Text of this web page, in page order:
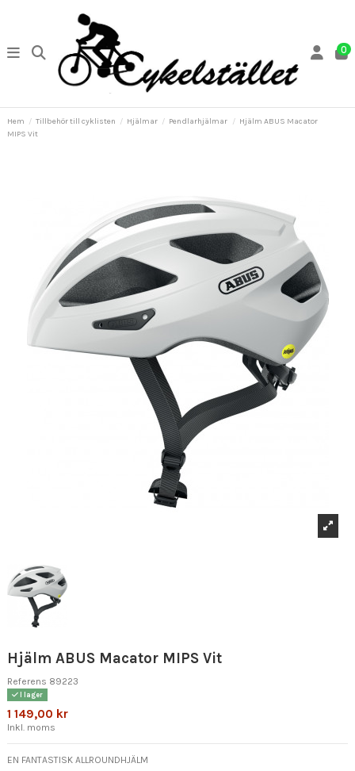
0
Hem Tillbehör till cyklisten Hjälmar Pendlarhjälmar
Hjälm ABUS Macator
MIPS Vit
Hjälm ABUS Macator MIPS Vit
Referens 89223
I lager
1 149,00 kr
Inkl. moms
EN FANTASTISK ALLROUNDHJÄLM